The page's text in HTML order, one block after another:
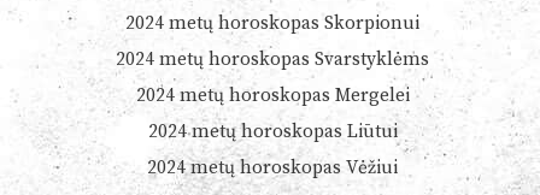
2024 metų horoskopas Skorpionui
2024 metų horoskopas Svarstyklėms
2024 metų horoskopas Mergelei
2024 metų horoskopas Liūtui
2024 metų horoskopas Vėžiui